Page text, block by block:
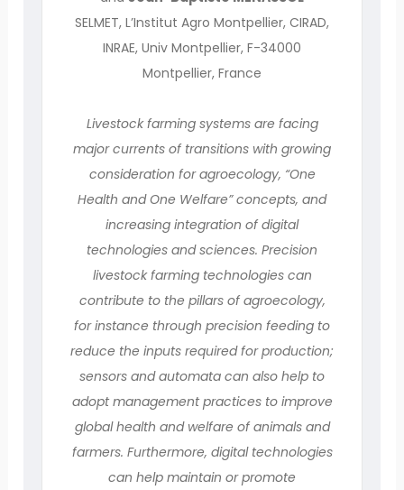
SELMET, L’Institut Agro Montpellier, CIRAD,
INRAE, Univ Montpellier, F-34000
Montpellier, France
Livestock farming systems are facing
major currents of transitions with growing
consideration for agroecology, “One
Health and One Welfare” concepts, and
increasing integration of digital
technologies and sciences. Precision
livestock farming technologies can
contribute to the pillars of agroecology,
for instance through precision feeding to
reduce the inputs required for production;
sensors and automata can also help to
adopt management practices to improve
global health and welfare of animals and
farmers. Furthermore, digital technologies
can help maintain or promote